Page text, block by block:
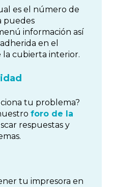
es el número de
puedes
información así
en el
la cubierta interior.
tu problema?
foro de la
respuestas y
tu impresora en